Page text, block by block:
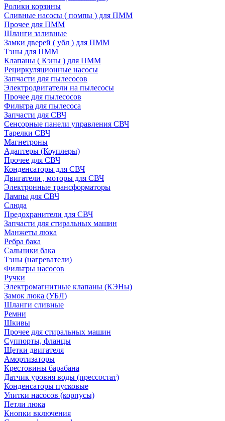
Ролики корзины
Сливные насосы ( помпы ) для ПММ
Прочее для ПММ
Шланги заливные
Замки дверей ( убл ) для ПММ
Тэны для ПММ
Клапаны ( Кэны ) для ПММ
Рециркуляционные насосы
Запчасти для пылесосов
Электродвигатели на пылесосы
Прочее для пылесосов
Фильтра для пылесоса
Запчасти для СВЧ
Сенсорные панели управления СВЧ
Тарелки СВЧ
Магнетроны
Адаптеры (Коуплеры)
Прочее для СВЧ
Конденсаторы для СВЧ
Двигатели , моторы для СВЧ
Электронные трансформаторы
Лампы для СВЧ
Слюда
Предохранители для СВЧ
Запчасти для стиральных машин
Манжеты люка
Ребра бака
Сальники бака
Тэны (нагреватели)
Фильтры насосов
Ручки
Электромагнитные клапаны (КЭНы)
Замок люка (УБЛ)
Шланги сливные
Ремни
Шкивы
Прочее для стиральных машин
Суппорты, фланцы
Щетки двигателя
Амортизаторы
Крестовины барабана
Датчик уровня воды (прессостат)
Конденсаторы пусковые
Улитки насосов (корпусы)
Петли люка
Кнопки включения